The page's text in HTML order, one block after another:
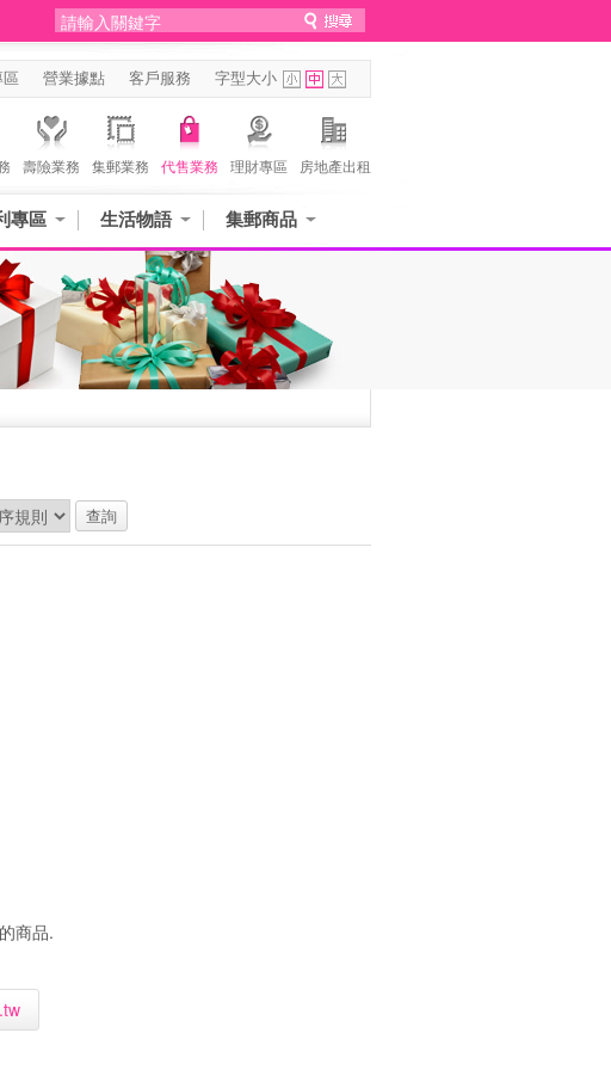
營業據點 客戶服務 字型大小
壽險業務 集郵業務 代售業務 理財專區 房地產出租
專區 生活物語 集郵商品
商品.